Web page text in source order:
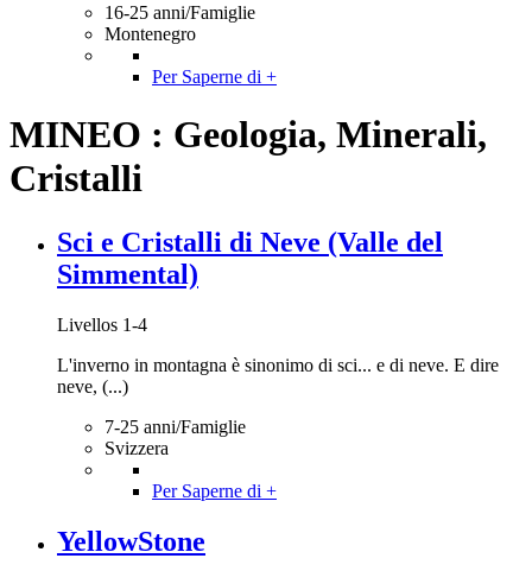
16-25 anni/Famiglie
Montenegro
Per Saperne di +
MINEO : Geologia, Minerali,
Cristalli
Sci e Cristalli di Neve (Valle del
Simmental)
Livellos 1-4
L'inverno in montagna è sinonimo di sci... e di neve. E dire
neve, (...)
7-25 anni/Famiglie
Svizzera
Per Saperne di +
YellowStone